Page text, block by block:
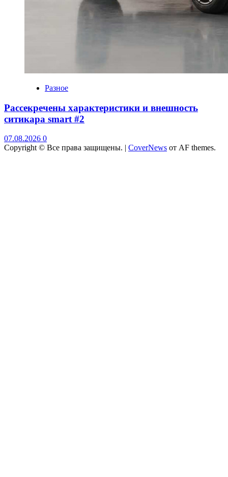
Разное
Рассекречены характеристики и внешность
ситикара smart #2
07.08.2026 0
Copyright © Все права защищены. | CoverNews от AF themes.